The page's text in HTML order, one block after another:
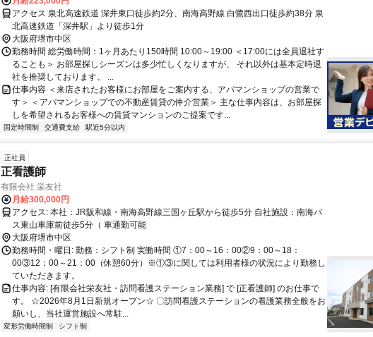
アクセス 泉北高速鉄道 深井東口徒歩約2分、南海高野線 白鷺西出口徒歩約38分 泉
北高速鉄道「深井駅」より徒歩1分
大阪府堺市中区
勤務時間 総労働時間：1ヶ月あたり150時間 10:00～19:00 ＜17:00には全員退社す
ることも＞ お部屋探しシーズンは多少忙しくなりますが、 それ以外は基本定時退
社を推奨しております。 ...
仕事内容 ＜来店されたお客様にお部屋をご案内する、アパマンショップの営業で
す＞ ＜アパマンショップでの不動産賃貸の仲介営業＞ 主な仕事内容は、お部屋探
しを希望されるお客様への賃貸マンションのご提案です...
固定時間制 交通費支給 駅近5分以内
正社員
正看護師
有限会社 栄友社
月給300,000円
アクセス: 本社：JR阪和線・南海高野線三国ヶ丘駅から徒歩5分 自社施設：南海バ
ス東山車庫前徒歩5分（ 車通勤可能
大阪府堺市中区
勤務時間・曜日: 勤務：シフト制 実働時間 ①7：00～16：00②9：00～18：
00③12：00～21：00（休憩60分）※①③に関しては利用者様の状況により勤務し
ていただきます。
仕事内容: [有限会社栄友社・訪問看護ステーション業務] で [正看護師] のお仕事で
す。 ☆2026年8月1日新規オープン☆ 〇訪問看護ステーションの看護業務全般をお
願いし、当社運営施設へ常駐...
変形労働時間制 シフト制